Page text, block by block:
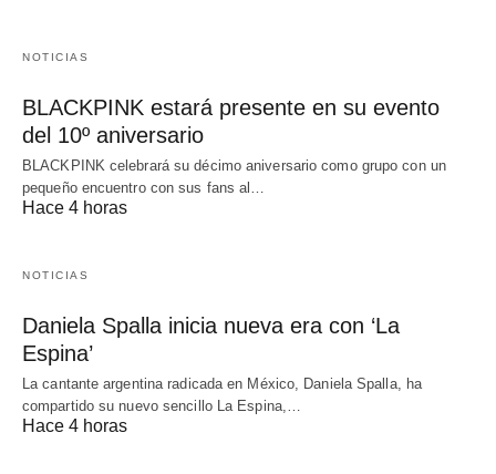
NOTICIAS
BLACKPINK estará presente en su evento
del 10º aniversario
BLACKPINK celebrará su décimo aniversario como grupo con un
pequeño encuentro con sus fans al…
Hace 4 horas
NOTICIAS
Daniela Spalla inicia nueva era con ‘La
Espina’
La cantante argentina radicada en México, Daniela Spalla, ha
compartido su nuevo sencillo La Espina,…
Hace 4 horas